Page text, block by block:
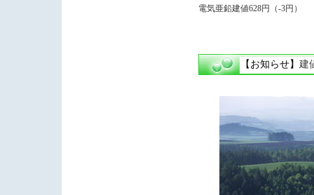
電気亜鉛建値628円（-3円）
【お知らせ】 建